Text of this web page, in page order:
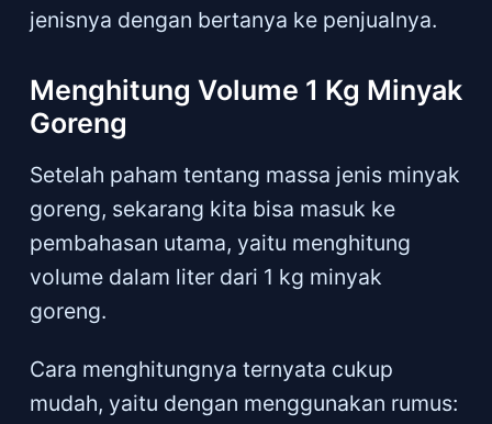
jenisnya dengan bertanya ke penjualnya.
Menghitung Volume 1 Kg Minyak
Goreng
Setelah paham tentang massa jenis minyak
goreng, sekarang kita bisa masuk ke
pembahasan utama, yaitu menghitung
volume dalam liter dari 1 kg minyak
goreng.
Cara menghitungnya ternyata cukup
mudah, yaitu dengan menggunakan rumus: